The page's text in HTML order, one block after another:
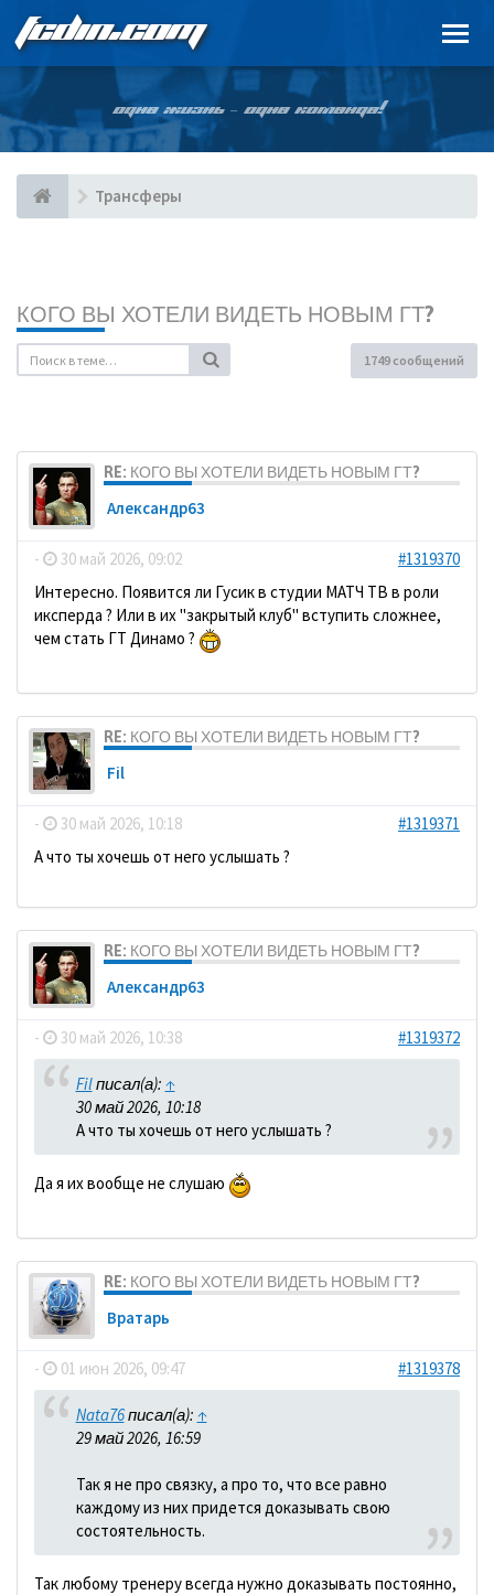
FCDIN.COM
ОДНА ЖИЗНЬ – ОДНА КОМАНДА!
Трансферы
КОГО ВЫ ХОТЕЛИ ВИДЕТЬ НОВЫМ ГТ?
1749 сообщений
RE: КОГО ВЫ ХОТЕЛИ ВИДЕТЬ НОВЫМ ГТ?
Александр63
- 30 май 2026, 09:02
#1319370
Интересно. Появится ли Гусик в студии МАТЧ ТВ в роли
иксперда ? Или в их "закрытый клуб" вступить сложнее,
чем стать ГТ Динамо ?
RE: КОГО ВЫ ХОТЕЛИ ВИДЕТЬ НОВЫМ ГТ?
Fil
- 30 май 2026, 10:18
#1319371
А что ты хочешь от него услышать ?
RE: КОГО ВЫ ХОТЕЛИ ВИДЕТЬ НОВЫМ ГТ?
Александр63
- 30 май 2026, 10:38 #1319372
Filписал(а): ↑
30 май 2026, 10:18
А что ты хочешь от него услышать ?
Да я их вообще не слушаю
RE: КОГО ВЫ ХОТЕЛИ ВИДЕТЬ НОВЫМ ГТ?
Вратарь
- 01 июн 2026, 09:47 #1319378
Nata76писал(а): ↑
29 май 2026, 16:59
Так я не про связку, а про то, что все равно
каждому из них придется доказывать свою
состоятельность.
Так любому тренеру всегда нужно доказывать постоянно,